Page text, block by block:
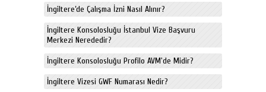
İngiltere’de Çalışma İzni Nasıl Alınır?
İngiltere Konsolosluğu İstanbul Vize Başvuru
Merkezi Nerededir?
İngiltere Konsolosluğu Profilo AVM'de Midir?
İngiltere Vizesi GWF Numarası Nedir?